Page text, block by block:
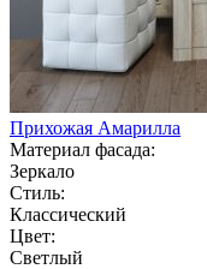
Прихожая Амарилла
Материал фасада:
Зеркало
Стиль:
Классический
Цвет:
Светлый